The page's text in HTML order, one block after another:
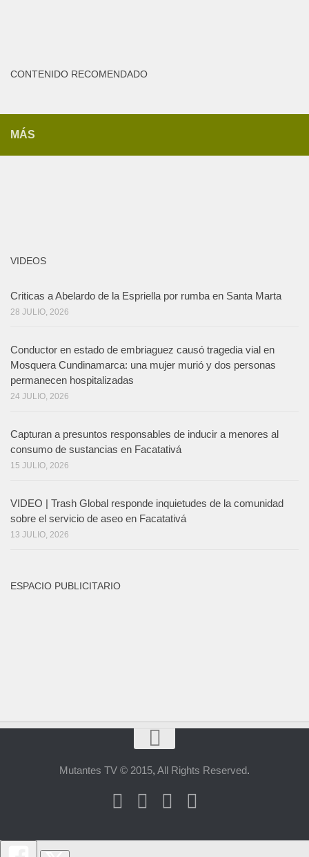
CONTENIDO RECOMENDADO
MÁS
VIDEOS
Criticas a Abelardo de la Espriella por rumba en Santa Marta
28 JULIO, 2026
Conductor en estado de embriaguez causó tragedia vial en
Mosquera Cundinamarca: una mujer murió y dos personas
permanecen hospitalizadas
24 JULIO, 2026
Capturan a presuntos responsables de inducir a menores al
consumo de sustancias en Facatativá
15 JULIO, 2026
VIDEO | Trash Global responde inquietudes de la comunidad
sobre el servicio de aseo en Facatativá
13 JULIO, 2026
ESPACIO PUBLICITARIO
Mutantes TV © 2015, All Rights Reserved.